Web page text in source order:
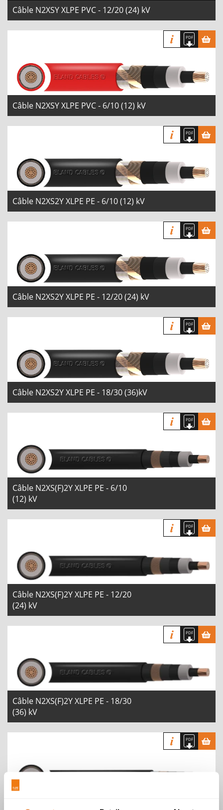
Câble N2XSY XLPE PVC - 12/20 (24) kV
Câble N2XSY XLPE PVC - 6/10 (12) kV
Câble N2XS2Y XLPE PE - 6/10 (12) kV
Câble N2XS2Y XLPE PE - 12/20 (24) kV
Câble N2XS2Y XLPE PE - 18/30 (36)kV
Câble N2XS(F)2Y XLPE PE - 6/10
(12) kV
Câble N2XS(F)2Y XLPE PE - 12/20
(24) kV
Câble N2XS(F)2Y XLPE PE - 18/30
(36) kV
Câble N2XS(FL)2Y XLPE PE - 6/10